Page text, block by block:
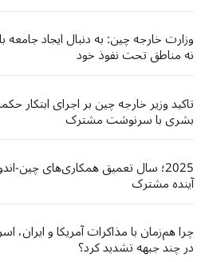
وزارت خارجه چین: به دنبال ایجاد
نه مناطق تحت نفوذ خود
تاکید وزیر خارجه چین بر اجرای ابتکار
بشری با سرنوشت مشترک
2025؛ سال تعمیق همکاری‌های چین-
آینده مشترک
چرا هم‌زمان با مذاکرات آمریکا و ایران،
در چند جبهه تشدید کرد؟